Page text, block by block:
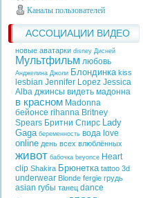
Каналы пользователей
АССОЦИАЦИИ ВИДЕО
новые аватарки disney Дисней
Мультфильм любовь
Анджелина Джоли Блондинка kiss
lesbian Jennifer Lopez Jessica
Alba джинсы видеть мадонна
в красном Madonna
бейонсе rihanna Britney
Spears Бритни Спирс Lady
Gaga беременность вода love
online день всех влюблённых
живот бабочка beyonce Heart
clip Shakira Брюнетка tattoo 3d
underwear Blonde fergie грудь
asian губы танец dance